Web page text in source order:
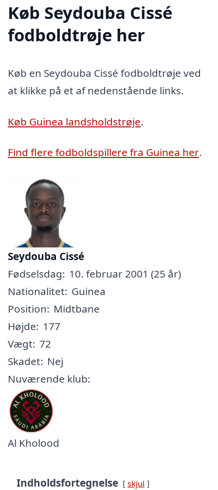
Køb Seydouba Cissé
fodboldtrøje her
Køb en Seydouba Cissé fodboldtrøje ved
at klikke på et af nedenstående links.
Køb Guinea landsholdstrøje.
Find flere fodboldspillere fra Guinea her.
Seydouba Cissé
Fødselsdag: 10. februar 2001 (25 år)
Nationalitet: Guinea
Position: Midtbane
Højde: 177
Vægt: 72
Skadet: Nej
Nuværende klub:
Al Kholood
Indholdsfortegnelse skjul